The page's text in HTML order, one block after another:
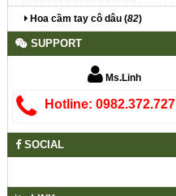
Hoa cầm tay cô dâu (82)
SUPPORT
Ms.Linh
Hotline: 0982.372.727
SOCIAL